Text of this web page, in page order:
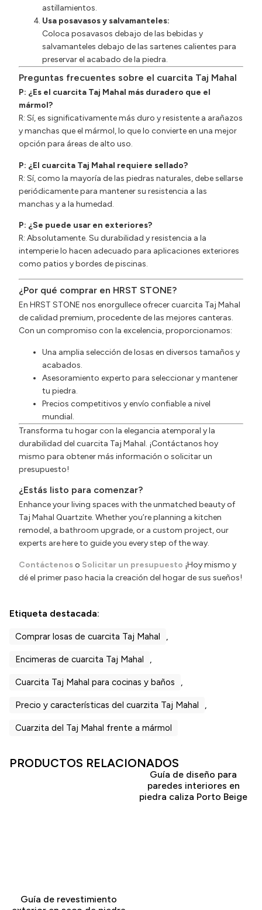
astillamientos.
Usa posavasos y salvamanteles:
Coloca posavasos debajo de las bebidas y
salvamanteles debajo de las sartenes calientes para
preservar el acabado de la piedra.
Preguntas frecuentes sobre el cuarcita Taj Mahal
P: ¿Es el cuarcita Taj Mahal más duradero que el
mármol?
R: Sí, es significativamente más duro y resistente a arañazos
y manchas que el mármol, lo que lo convierte en una mejor
opción para áreas de alto uso.
P: ¿El cuarcita Taj Mahal requiere sellado?
R: Sí, como la mayoría de las piedras naturales, debe sellarse
periódicamente para mantener su resistencia a las
manchas y a la humedad.
P: ¿Se puede usar en exteriores?
R: Absolutamente. Su durabilidad y resistencia a la
intemperie lo hacen adecuado para aplicaciones exteriores
como patios y bordes de piscinas.
¿Por qué comprar en HRST STONE?
En HRST STONE nos enorgullece ofrecer cuarcita Taj Mahal
de calidad premium, procedente de las mejores canteras.
Con un compromiso con la excelencia, proporcionamos:
Una amplia selección de losas en diversos tamaños y
acabados.
Asesoramiento experto para seleccionar y mantener
tu piedra.
Precios competitivos y envío confiable a nivel
mundial.
Transforma tu hogar con la elegancia atemporal y la
durabilidad del cuarcita Taj Mahal. ¡Contáctanos hoy
mismo para obtener más información o solicitar un
presupuesto!
¿Estás listo para comenzar?
Enhance your living spaces with the unmatched beauty of
Taj Mahal Quartzite. Whether you’re planning a kitchen
remodel, a bathroom upgrade, or a custom project, our
experts are here to guide you every step of the way.
Contáctenoso Solicitar un presupuesto ¡Hoy mismo y
dé el primer paso hacia la creación del hogar de sus sueños!
Etiqueta destacada:
Comprar losas de cuarcita Taj Mahal ,
Encimeras de cuarcita Taj Mahal ,
Cuarcita Taj Mahal para cocinas y baños ,
Precio y características del cuarzita Taj Mahal ,
Cuarzita del Taj Mahal frente a mármol
PRODUCTOS RELACIONADOS
Guía de revestimiento
Guía de diseño para
paredes interiores en
piedra caliza Porto Beige